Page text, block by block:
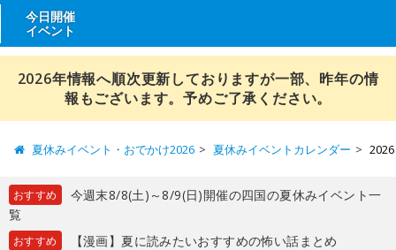
今日開催
イベント
2026年情報へ順次更新しておりますが一部、昨年の情
報もございます。予めご了承ください。
夏休みイベント・おでかけ2026 夏休みイベントカレンダー
おすすめ
今週末8/8(土)～8/9(日)開催の四国の夏休みイベント一
覧
おすすめ 【漫画】夏に読みたいおすすめの怖い話まとめ